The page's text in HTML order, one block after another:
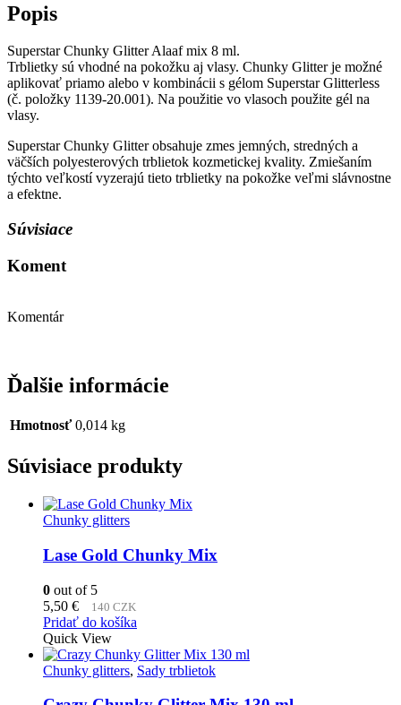
Popis
Superstar Chunky Glitter Alaaf mix 8 ml.
Trblietky sú vhodné na pokožku aj vlasy. Chunky Glitter je možné
aplikovať priamo alebo v kombinácii s gélom Superstar Glitterless
(č. položky 1139-20.001). Na použitie vo vlasoch použite gél na
vlasy.
Superstar Chunky Glitter obsahuje zmes jemných, stredných a
väčších polyesterových trblietok kozmetickej kvality. Zmiešaním
týchto veľkostí vyzerajú tieto trblietky na pokožke veľmi slávnostne
a efektne.
Súvisiace
Koment
Komentár
Ďalšie informácie
Hmotnosť 0,014 kg
Súvisiace produkty
Chunky glitters
Lase Gold Chunky Mix
0 out of 5
5,50 € 140 CZK
Pridať do košíka
Quick View
Chunky glitters, Sady trblietok